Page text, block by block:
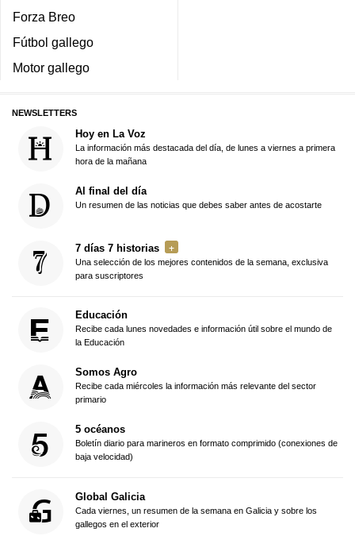
Forza Breo
Fútbol gallego
Motor gallego
NEWSLETTERS
Hoy en La Voz
La información más destacada del día, de lunes a viernes a primera
hora de la mañana
Al final del día
Un resumen de las noticias que debes saber antes de acostarte
7 días 7 historias
Una selección de los mejores contenidos de la semana, exclusiva
para suscriptores
Educación
Recibe cada lunes novedades e información útil sobre el mundo de
la Educación
Somos Agro
Recibe cada miércoles la información más relevante del sector
primario
5 océanos
Boletín diario para marineros en formato comprimido (conexiones de
baja velocidad)
Global Galicia
Cada viernes, un resumen de la semana en Galicia y sobre los
gallegos en el exterior